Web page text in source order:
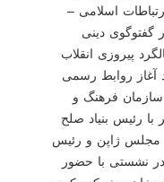
اسلامی –
برای افتتاح و شركت در نخستین دور گفت‎وگوی دینی
پیروزی انقلاب
آغاز روابط رسمی
فرهنگ و
رئیس بنیاد صلح
مجلس ژاپن و رئیس
در نشستی با حضور